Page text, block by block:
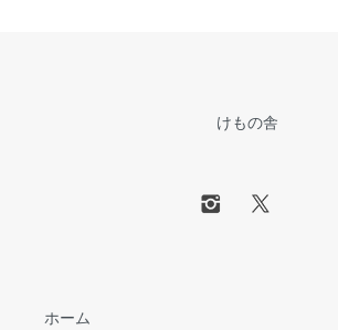
けもの舎
ホーム